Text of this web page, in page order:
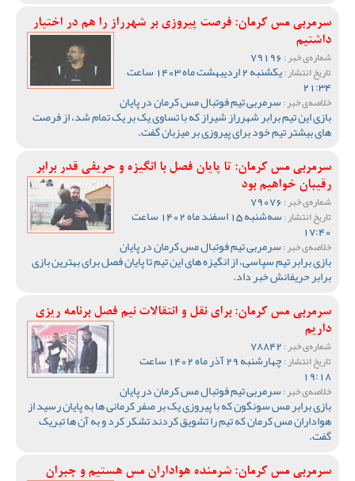
سرمربی مس کرمان: فرصت پیروزی بر شهرراز را هم در اختیار
داشتیم
شماره‌ی خبر :
تاریخ انتشار : یکشنبه 2 اردیبهشت ماه 1403 ساعت
21:34
خلاصه‌ی خبر :سرمربی تیم فوتبال مس کرمان در پایان
بازی این تیم برابر شهرراز شیراز که با تساوی یک بر یک تمام شد، از فرصت
های بیشتر تیم خود برای پیروزی بر میزبان گفت.
سرمربی مس کرمان: تا پایان فصل با انگیزه و حریفی قدر برابر
رقیبان خواهیم بود
شماره‌ی خبر :
تاریخ انتشار : سه‌شنبه 15 اسفند ماه 1402 ساعت
17:40
خلاصه‌ی خبر :سرمربی تیم فوتبال مس کرمان در پایان
بازی برابر تیم سپاسی، از انگیزه های این تیم تا پایان فصل برای بهترین بازی
برابر حریفانش خبر داد.
سرمربی مس کرمان: برای نقل و انتقالات نیم فصل برنامه ریزی
داریم
شماره‌ی خبر :
تاریخ انتشار : چهارشنبه 29 آذر ماه 1402 ساعت
19:18
خلاصه‌ی خبر :سرمربی تیم فوتبال مس کرمان در پایان
بازی برابر مس سونگون که با پیروزی یک بر صفر کرمانی ها به پایان رسید از
هواداران مس کرمان که تیم را تشویق کردند تشکر کرد و به آن ها تبریک
گفت.
سرمربی مس کرمان: شرمنده‌ هواداران مس هستیم و جبران